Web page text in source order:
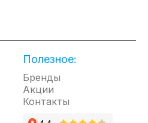
улучшенной
внешнего блока Black
обеспечивает двухслойное
Полезное:
Бренды
Акции
Контакты